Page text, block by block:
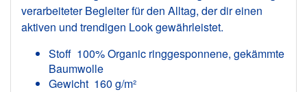
verarbeiteter Begleiter für den Alltag, der dir einen
aktiven und trendigen Look gewährleistet.
Stoff 100% Organic ringgesponnene, gekämmte
Baumwolle
Gewicht 160 g/m²